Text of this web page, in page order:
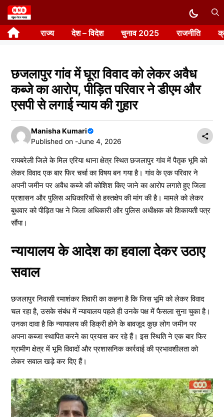
Skip
to
content राज्य देश – विदेश चुनाव 2025 राजनीति
छजलापुर गांव में घूरा विवाद को लेकर अवैध
कब्जे का आरोप, पीड़ित परिवार ने डीएम और
एसपी से लगाई न्याय की गुहार
Manisha Kumari
Published on -June 4, 2026
रायबरेली जिले के मिल एरिया थाना क्षेत्र स्थित छजलापुर गांव में पैतृक भूमि को
लेकर विवाद एक बार फिर चर्चा का विषय बन गया है। गांव के एक परिवार ने
अपनी जमीन पर अवैध कब्जे की कोशिश किए जाने का आरोप लगाते हुए जिला
प्रशासन और पुलिस अधिकारियों से हस्तक्षेप की मांग की है। मामले को लेकर
बुधवार को पीड़ित पक्ष ने जिला अधिकारी और पुलिस अधीक्षक को शिकायती पत्र
सौंपा।
न्यायालय के आदेश का हवाला देकर उठाए
सवाल
छजलापुर निवासी रमाशंकर तिवारी का कहना है कि जिस भूमि को लेकर विवाद
चल रहा है, उसके संबंध में न्यायालय पहले ही उनके पक्ष में फैसला सुना चुका है।
उनका दावा है कि न्यायालय की डिक्री होने के बावजूद कुछ लोग जमीन पर
अपना कब्जा स्थापित करने का प्रयास कर रहे हैं। इस स्थिति ने एक बार फिर
ग्रामीण क्षेत्र में भूमि विवादों और प्रशासनिक कार्रवाई की प्रभावशीलता को
लेकर सवाल खड़े कर दिए हैं।